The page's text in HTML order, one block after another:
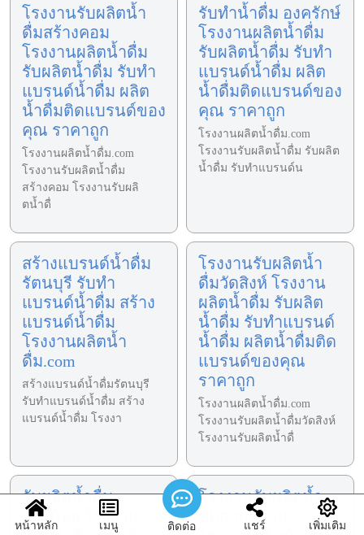
โรงงานรับผลิตน้ำ
ดื่มสร้างคอม
โรงงานผลิตน้ำดื่ม
รับผลิตน้ำดื่ม รับทำ
แบรนด์น้ำดื่ม ผลิต
น้ำดื่มติดแบรนด์ของ
คุณ ราคาถูก
โรงงานผลิตน้ำดื่ม.com
โรงงานรับผลิตน้ำดื่ม
สร้างคอม โรงงานรับผลิ
ตน้ำดื่
รับทำน้ำดื่ม องครักษ์
โรงงานผลิตน้ำดื่ม
รับผลิตน้ำดื่ม รับทำ
แบรนด์น้ำดื่ม ผลิต
น้ำดื่มติดแบรนด์ของ
คุณ ราคาถูก
โรงงานผลิตน้ำดื่ม.com
โรงงานรับผลิตน้ำดื่ม รับผลิต
น้ำดื่ม รับทำแบรนด์น
สร้างแบรนด์น้ำดื่ม
รัตนบุรี รับทำ
แบรนด์น้ำดื่ม สร้าง
แบรนด์น้ำดื่ม
โรงงานผลิตน้ำ
ดื่ม.com
สร้างแบรนด์น้ำดื่มรัตนบุรี
รับทำแบรนด์น้ำดื่ม สร้าง
แบรนด์น้ำดื่ม โรงงา
โรงงานรับผลิตน้ำ
ดื่มวัดสิงห์ โรงงาน
ผลิตน้ำดื่ม รับผลิต
น้ำดื่ม รับทำแบรนด์
น้ำดื่ม ผลิตน้ำดื่มติด
แบรนด์ของคุณ
ราคาถูก
โรงงานผลิตน้ำดื่ม.com
โรงงานรับผลิตน้ำดื่มวัดสิงห์
โรงงานรับผลิตน้ำดื่
รับผลิตน้ำดื่ม
ไทรน้อย โรงงาน
โรงงานรับผลิตน้ำ
ดื่มสามพราน
หน้าหลัก เมนู ติดต่อ แชร์ เพิ่มเติม